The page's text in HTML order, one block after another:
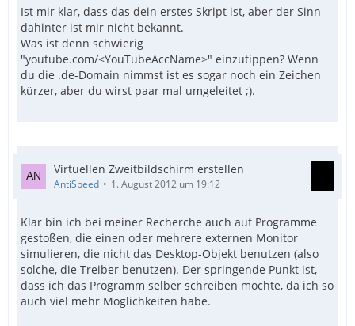
Ist mir klar, dass das dein erstes Skript ist, aber der Sinn
dahinter ist mir nicht bekannt.
Was ist denn schwierig
"youtube.com/<YouTubeAccName>" einzutippen? Wenn
du die .de-Domain nimmst ist es sogar noch ein Zeichen
kürzer, aber du wirst paar mal umgeleitet ;).
Virtuellen Zweitbildschirm erstellen
AntiSpeed 1. August 2012 um 19:12
Klar bin ich bei meiner Recherche auch auf Programme
gestoßen, die einen oder mehrere externen Monitor
simulieren, die nicht das Desktop-Objekt benutzen (also
solche, die Treiber benutzen). Der springende Punkt ist,
dass ich das Programm selber schreiben möchte, da ich so
auch viel mehr Möglichkeiten habe.